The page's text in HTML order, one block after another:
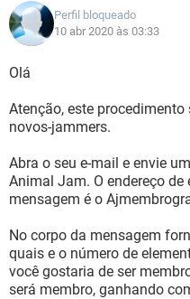
Perfil bloqueado
10 abr 2020 às 03:33
Olá
Atenção, este
novos-jammers.
Abra o seu e-mail e envie
Animal Jam. O endereço
mensagem é o
No corpo da mensagem
quais e o número de
você gostaria de ser
será membro, ganhando